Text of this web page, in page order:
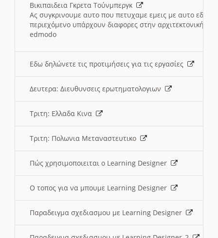
Βικιπαιδεια Γκρετα Τούνμπεργκ
Ας συγκρινουμε αυτο που πετυχαμε εμεις με αυτο εδω
περιεχόμενο υπάρχουν διαφορες στην αρχιτεκτονική
edmodo
Εδω δηλώνετε τις προτιμήσεις για τις εργασίες
Δευτερα: Διευθυνσεις ερωτηματολογιων
Τριτη: Ελλαδα Κινα
Τριτη: Πολωνια Μεταναστευτικο
Πώς χρησιμοποιειται ο Learning Designer
O τοπος για να μπουμε Learning Designer
Παραδειγμα σχεδιασμου με Learning Designer